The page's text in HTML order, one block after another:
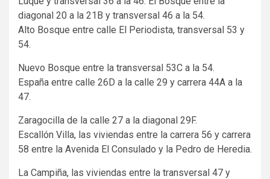
diagonal 20 a la 21B y transversal 46 a la 54.
Alto Bosque entre calle El Periodista, transversal 53 y
54.
Nuevo Bosque entre la transversal 53C a la 54.
España entre calle 26D a la calle 29 y carrera 44A a la
47.
Zaragocilla de la calle 27 a la diagonal 29F.
Escallón Villa, las viviendas entre la carrera 56 y carrera
58 entre la Avenida El Consulado y la Pedro de Heredia.
La Campiña, las viviendas entre la transversal 47 y